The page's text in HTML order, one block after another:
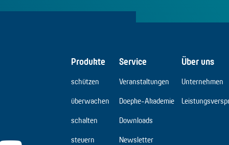
Produkte
schützen
überwachen
schalten
steuern
Service
Veranstaltungen
Doepke-Akademie
Downloads
Newsletter
Über uns
Unternehmen